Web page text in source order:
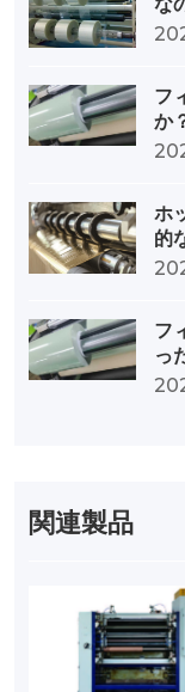
る
フ
か
し
ホ
的
か
フ
っ
策
関連製品